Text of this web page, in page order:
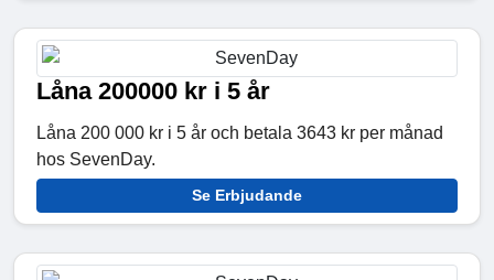
Låna 200000 kr i 5 år
Låna 200 000 kr i 5 år och betala 3643 kr per månad
hos SevenDay.
Se Erbjudande